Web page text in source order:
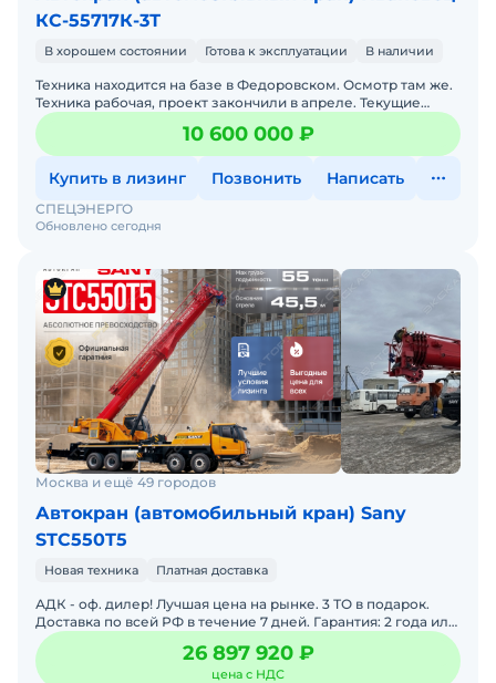
КС-55717К-3Т
В хорошем состоянии Готова к эксплуатации В наличии
Техника находится на базе в Федоровском. Осмотр там же.
Техника рабочая, проект закончили в апреле. Текущие
проекты не требую такую технику. В хорошем состояни
10 600 000 ₽
Купить в лизинг Позвонить Написать
Обновлено сегодня
СПЕЦЭНЕРГО
Москва и ещё 49 городов
Автокран (автомобильный кран) Sany
STC550T5
Новая техника Платная доставка
АДК - оф. дилер! Лучшая цена на рынке. 3 ТО в подарок.
Доставка по всей РФ в течение 7 дней. Гарантия: 2 года или
4000 моточасов. Рассрочка Внимание! Только у
26 897 920 ₽
цена с НДС